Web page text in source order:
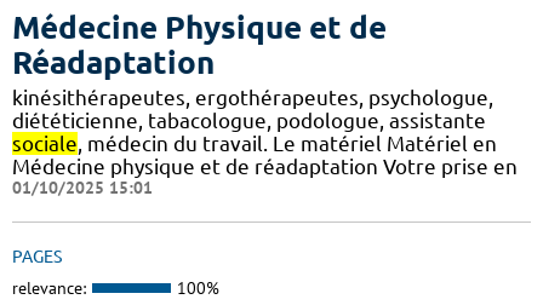
Médecine Physique et de
Réadaptation
kinésithérapeutes, ergothérapeutes, psychologue,
diététicienne, tabacologue, podologue, assistante
sociale , médecin du travail. Le matériel Matériel en
Médecine physique et de réadaptation Votre prise en
01/10/2025 15:01
PAGES
relevance: 100%